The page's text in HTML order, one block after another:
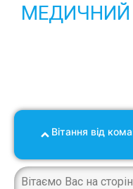
МЕДИЧНИЙ
Вітання від
Вітаємо Вас на